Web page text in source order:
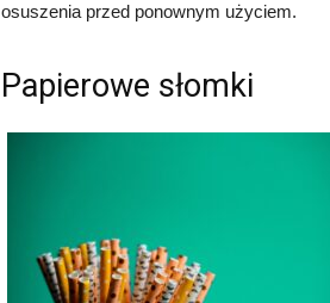
osuszenia przed ponownym użyciem.
Papierowe słomki